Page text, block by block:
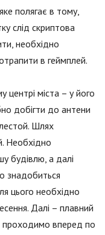
полягає в тому,
слід скриптова
необхідно
в геймплей.
міста – у його
добігти до антени
Шлях
Необхідно
будівлю, а далі
знадобиться
цього необхідно
Далі – плавний
проходимо вперед по